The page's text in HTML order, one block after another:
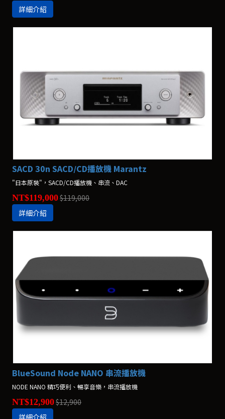
詳細介紹
SACD 30n SACD/CD播放機 Marantz
"日本原裝"，SACD/CD播放機、串流、DAC
NT$119,000$119,000
詳細介紹
BlueSound Node NANO 串流播放機
NODE NANO 精巧便利、暢享音樂，串流播放機
NT$12,900$12,900
詳細介紹